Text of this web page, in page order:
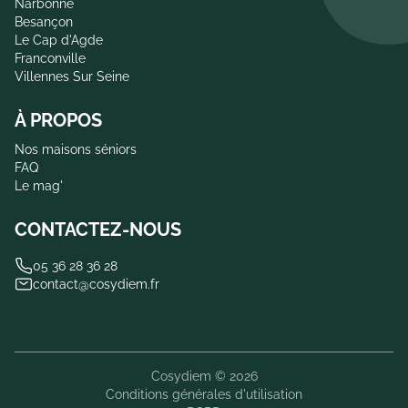
Narbonne
Besançon
Le Cap d'Agde
Franconville
Villennes Sur Seine
À PROPOS
Nos maisons séniors
FAQ
Le mag'
CONTACTEZ-NOUS
05 36 28 36 28
contact@cosydiem.fr
Cosydiem © 2026
Conditions générales d'utilisation